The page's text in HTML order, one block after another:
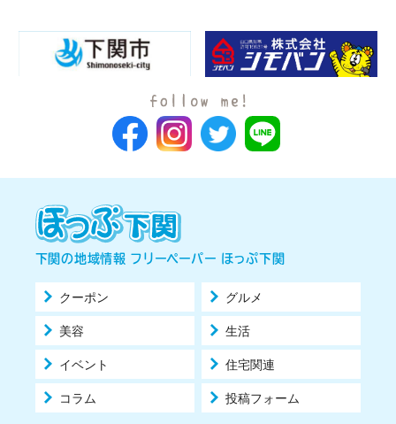
下関の地域情報 フリーペーパー ほっぷ下関
クーポン グルメ
美容 生活
イベント 住宅関連
コラム 投稿フォーム